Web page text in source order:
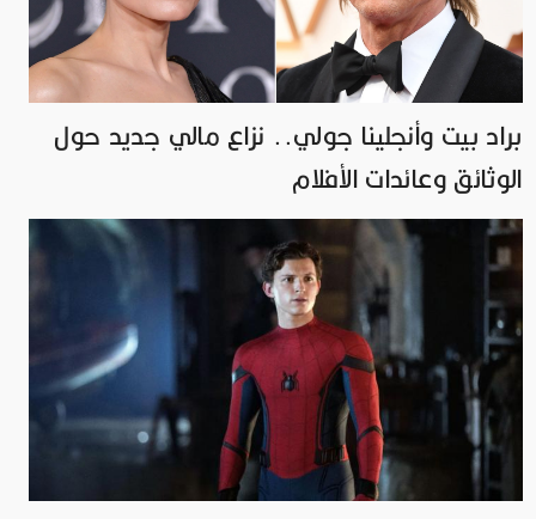
براد بيت وأنجلينا جولي.. نزاع مالي جديد حول
الوثائق وعائدات الأفلام